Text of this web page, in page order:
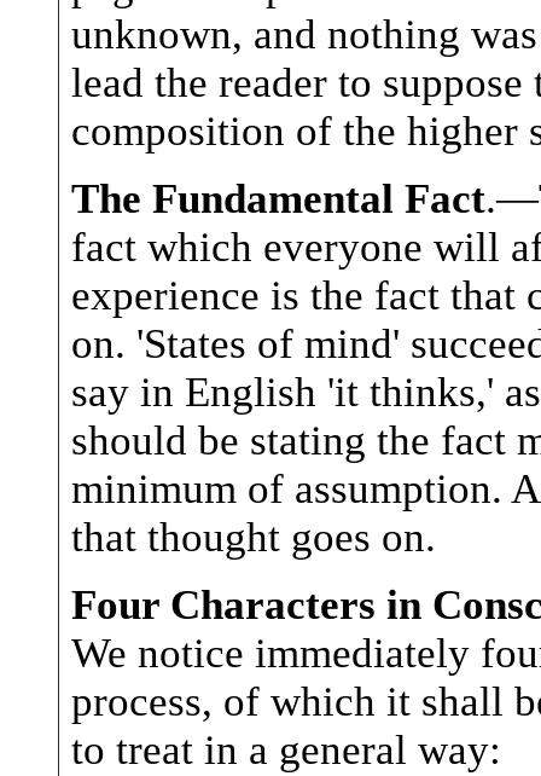
unknown, and nothing
lead the reader to
composition of the higher
The Fundamental Fact
fact which everyone will
experience is the fact that
on. 'States of mind'
say in English 'it thinks,'
should be stating the fact
minimum of assumption.
that thought goes on.
Four Characters in
We notice immediately
process, of which it shall
to treat in a general way: